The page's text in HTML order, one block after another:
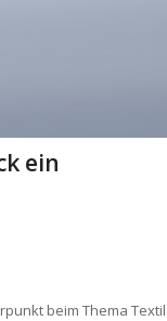
ein
beim Thema